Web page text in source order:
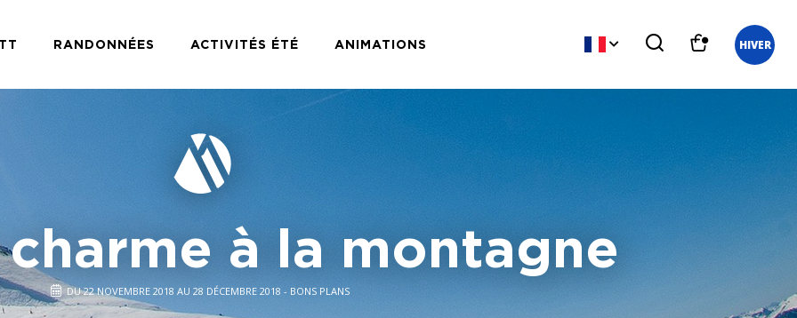
RANDONNÉES ACTIVITÉS ÉTÉ ANIMATIONS HIVER
à la montagne
DU 22 NOVEMBRE 2018 AU 28 DÉCEMBRE 2018 - BONS PLANS